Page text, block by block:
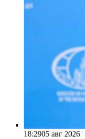
18:2905 авг 2026